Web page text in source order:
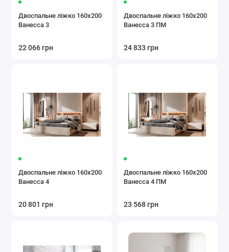
Двоспальне ліжко 160x200
Ванесса 3
22 066 грн
Двоспальне ліжко 160x200
Ванесса 3 ПМ
24 833 грн
Двоспальне ліжко 160x200
Ванесса 4
20 801 грн
Двоспальне ліжко 160x200
Ванесса 4 ПМ
23 568 грн